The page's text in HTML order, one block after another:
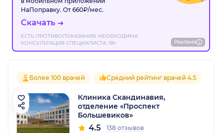
НаПоправку. От 660₽/мес.
Скачать
ЕСТЬ ПРОТИВОПОКАЗАНИЯ. НЕОБХОДИМА
КОНСУЛЬТАЦИЯ СПЕЦИАЛИСТА. 18+
Реклама
Более 100 врачей Средний рейтинг врачей 4.5
Клиника Скандинавия,
отделение «Проспект
Большевиков»
4.5 138 отзывов